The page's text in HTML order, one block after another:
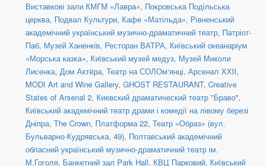
Виставкові зали КМГМ «Лавра», Покровська Подільська
церква, Подвал Культури, Кафе «Матільда», Рівненський
академічний український музично-драматичний театр, Патріот-
Паб, Музей Ханенків, Ресторан ВАТРА, Київський океанаріум
«Морська казка», Київський музей медуз, Музей Миколи
Лисенка, Дом Актёра, Театр на СОЛОм‘янці, Арсенал ХХІІ,
MODI Art and Wine Gallery, GHOST RESTAURANT, Creative
States of Arsenal 2, Киевский драматический театр "Браво",
Київський академічний театр драми і комедії на лівому березі
Дніпра, The Crown, Платформа 22, Театр «Образ» (вул.
Бульварно-Кудрявська, 49), Полтавський академічний
обласний український музично-драматичний театр ім.
М.Гоголя, Банкетний зал Park Hall, КВЦ Парковий, Київський